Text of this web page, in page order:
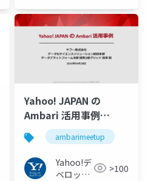
ク
Yahoo! JAPAN の
Ambari 活用事例
#ambarimeetup
ambarimeetup
Yahoo!デ
ベロッパ
>100